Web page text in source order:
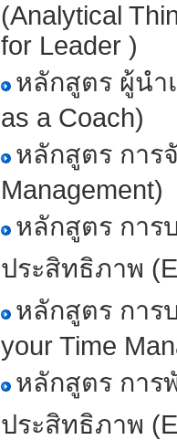
(Analytical
for Leader )
หลักสูตร ผู้นำ
as a Coach)
หลักสูตร การ
Management)
หลักสูตร การ
ประสิทธิภาพ
หลักสูตร การ
your Time
หลักสูตร การ
ประสิทธิภาพ